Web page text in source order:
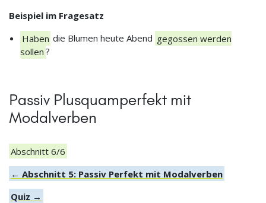
Beispiel im Fragesatz
Haben die Blumen heute Abend gegossen werden
sollen ?
Passiv Plusquamperfekt mit
Modalverben
Abschnitt 6/6
← Abschnitt 5: Passiv Perfekt mit Modalverben
Quiz →